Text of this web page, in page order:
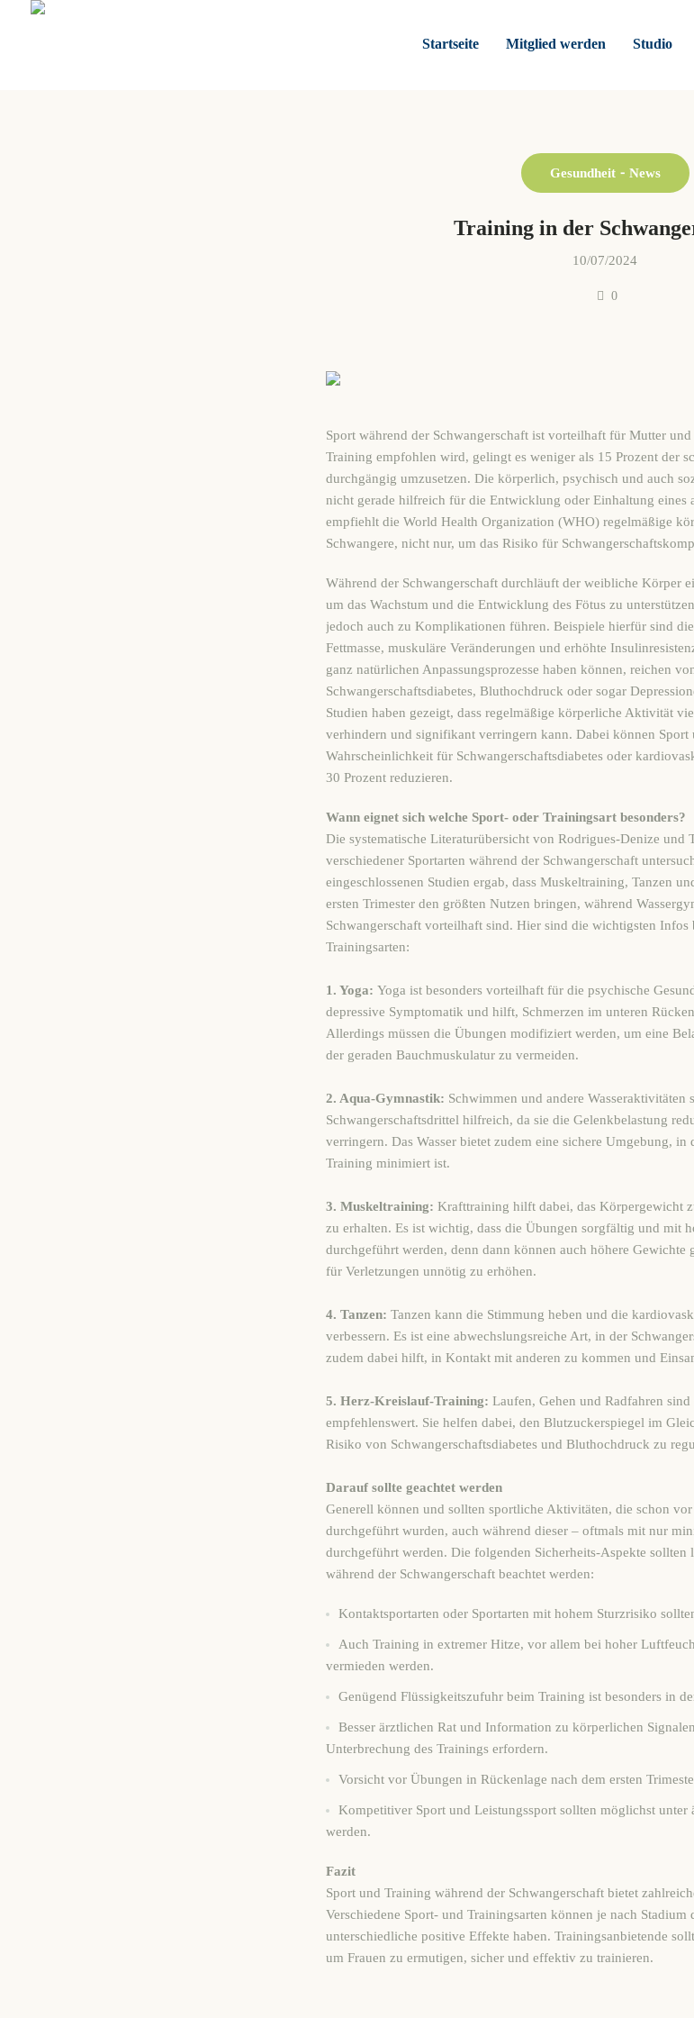
Startseite Mitglied werden Studio
Gesundheit News
Training in der
10/07/2024
0
Sport während der Schwangerschaft ist vorteilhaft für Mutter
Training empfohlen wird, gelingt es weniger als 15 Prozent der
durchgängig umzusetzen. Die körperlich, psychisch und auch
nicht gerade hilfreich für die Entwicklung oder Einhaltung eines
empfiehlt die World Health Organization (WHO) regelmäßige
Schwangere, nicht nur, um das Risiko für
Während der Schwangerschaft durchläuft der weibliche Körper
um das Wachstum und die Entwicklung des Fötus zu
jedoch auch zu Komplikationen führen. Beispiele hierfür sind
Fettmasse, muskuläre Veränderungen und erhöhte
ganz natürlichen Anpassungsprozesse haben können, reichen
Schwangerschaftsdiabetes, Bluthochdruck oder sogar
Studien haben gezeigt, dass regelmäßige körperliche Aktivität
verhindern und signifikant verringern kann. Dabei können Sport
Wahrscheinlichkeit für Schwangerschaftsdiabetes oder
30 Prozent reduzieren.
Wann eignet sich welche Sport- oder Trainingsart besonders?
Die systematische Literaturübersicht von Rodrigues-Denize und
verschiedener Sportarten während der Schwangerschaft
eingeschlossenen Studien ergab, dass Muskeltraining, Tanzen
ersten Trimester den größten Nutzen bringen, während
Schwangerschaft vorteilhaft sind. Hier sind die wichtigsten Infos
Trainingsarten:
1. Yoga: Yoga ist besonders vorteilhaft für die psychische
depressive Symptomatik und hilft, Schmerzen im unteren
Allerdings müssen die Übungen modifiziert werden, um eine
der geraden Bauchmuskulatur zu vermeiden.
2. Aqua-Gymnastik: Schwimmen und andere Wasseraktivitäten
Schwangerschaftsdrittel hilfreich, da sie die Gelenkbelastung
verringern. Das Wasser bietet zudem eine sichere Umgebung, in
Training minimiert ist.
3. Muskeltraining: Krafttraining hilft dabei, das Körpergewicht
zu erhalten. Es ist wichtig, dass die Übungen sorgfältig und mit
durchgeführt werden, denn dann können auch höhere Gewichte
für Verletzungen unnötig zu erhöhen.
4. Tanzen: Tanzen kann die Stimmung heben und die
verbessern. Es ist eine abwechslungsreiche Art, in der
zudem dabei hilft, in Kontakt mit anderen zu kommen und
5. Herz-Kreislauf-Training: Laufen, Gehen und Radfahren sind
empfehlenswert. Sie helfen dabei, den Blutzuckerspiegel im
Risiko von Schwangerschaftsdiabetes und Bluthochdruck zu
Darauf sollte geachtet werden
Generell können und sollten sportliche Aktivitäten, die schon
durchgeführt wurden, auch während dieser – oftmals mit nur
durchgeführt werden. Die folgenden Sicherheits-Aspekte sollten
während der Schwangerschaft beachtet werden:
Kontaktsportarten oder Sportarten mit hohem Sturzrisiko
Auch Training in extremer Hitze, vor allem bei hoher
vermieden werden.
Genügend Flüssigkeitszufuhr beim Training ist besonders in
Besser ärztlichen Rat und Information zu körperlichen
Unterbrechung des Trainings erfordern.
Vorsicht vor Übungen in Rückenlage nach dem ersten
Kompetitiver Sport und Leistungssport sollten möglichst
werden.
Fazit
Sport und Training während der Schwangerschaft bietet
Verschiedene Sport- und Trainingsarten können je nach Stadium
unterschiedliche positive Effekte haben. Trainingsanbietende
um Frauen zu ermutigen, sicher und effektiv zu trainieren.